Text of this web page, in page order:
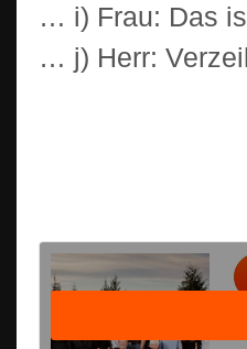
… i) Frau: Das
… j) Herr: